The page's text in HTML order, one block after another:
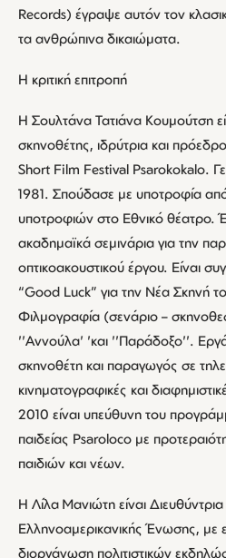
Records) έγραψε αυτόν τον
τα ανθρώπινα δικαιώματα.
Η κριτική επιτροπή
Η Σουλτάνα Τατιάνα Κουμούτση
σκηνοθέτης, ιδρύτρια και
Short Film Festival Psarokokalo.
1981. Σπούδασε με υποτροφία
υποτροφιών στο Εθνικό θέατρο.
ακαδημαϊκά σεμινάρια για την
οπτικοακουστικού έργου. Είναι
“Good Luck” για την Νέα Σκηνή
Φιλμογραφία (σενάριο –
''Αννούλα' 'και ''Παράδοξο''.
σκηνοθέτη και παραγωγός σε
κινηματογραφικές και
2010 είναι υπεύθυνη του
παιδείας Psaroloco με
παιδιών και νέων.
Η Λίλα Μανιώτη είναι Διευθύντρια
Ελληνοαμερικανικής Ένωσης, με
διοργάνωση πολιτιστικών